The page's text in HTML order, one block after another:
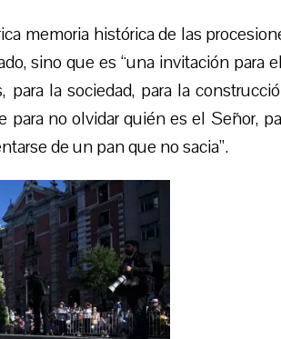
memoria histórica de las
sino que es “una invitación para
para la sociedad, para la
para no olvidar quién es el Señor,
de un pan que no sacia”.